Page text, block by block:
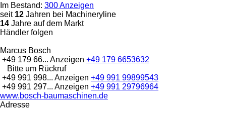
Im Bestand: 300 Anzeigen
seit 12 Jahren bei Machineryline
14 Jahre auf dem Markt
Händler folgen
Marcus Bosch
+49 179 66... Anzeigen +49 179 6653632
Bitte um Rückruf
+49 991 998... Anzeigen +49 991 99899543
+49 991 297... Anzeigen +49 991 29796964
www.bosch-baumaschinen.de
Adresse